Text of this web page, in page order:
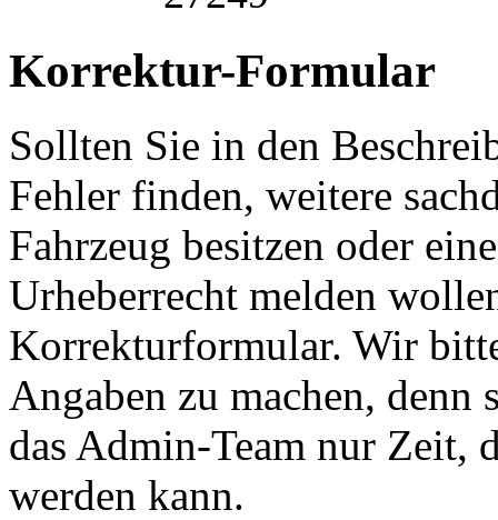
Korrektur-Formular
Sollten Sie in den
Fehler finden, weitere
Fahrzeug besitzen oder
Urheberrecht melden
Korrekturformular. Wir
Angaben zu machen,
das Admin-Team nur Zeit,
werden kann.